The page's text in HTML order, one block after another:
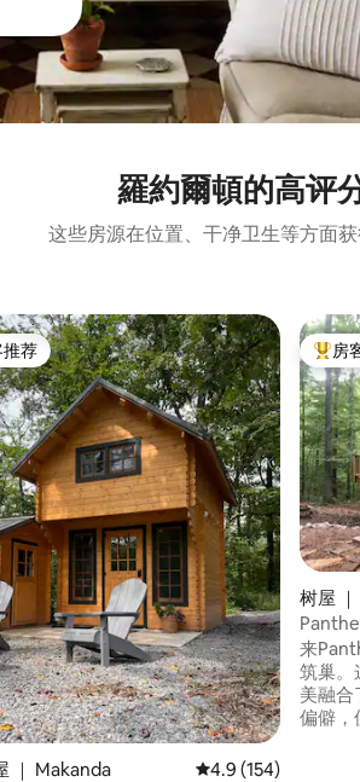
羅約爾頓的高评
这些房源在位置、干净卫生等方面获
5 分），共 157 条评价
客推荐」
推荐
｜ Makanda 平均评分 4.9 分（满
4.9 (154)
热门
房
树屋
来
筑巢。
美融合
偏僻，